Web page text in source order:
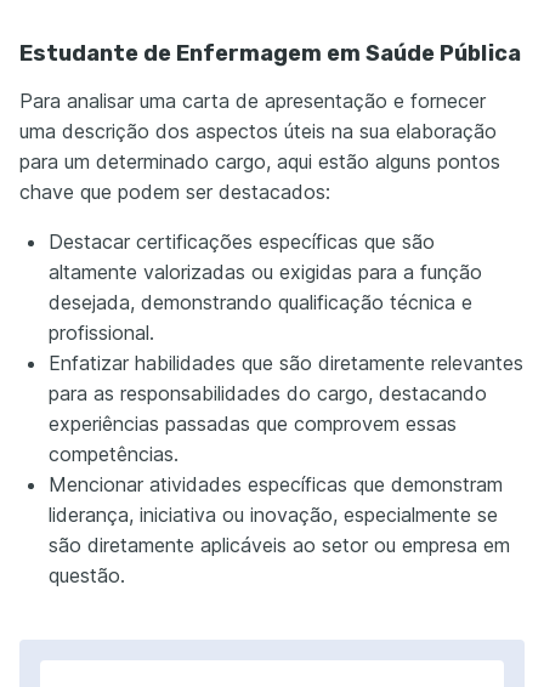
Estudante de Enfermagem em Saúde Pública
Para analisar uma carta de apresentação e fornecer
uma descrição dos aspectos úteis na sua elaboração
para um determinado cargo, aqui estão alguns pontos
chave que podem ser destacados:
Destacar certificações específicas que são
altamente valorizadas ou exigidas para a função
desejada, demonstrando qualificação técnica e
profissional.
Enfatizar habilidades que são diretamente relevantes
para as responsabilidades do cargo, destacando
experiências passadas que comprovem essas
competências.
Mencionar atividades específicas que demonstram
liderança, iniciativa ou inovação, especialmente se
são diretamente aplicáveis ao setor ou empresa em
questão.